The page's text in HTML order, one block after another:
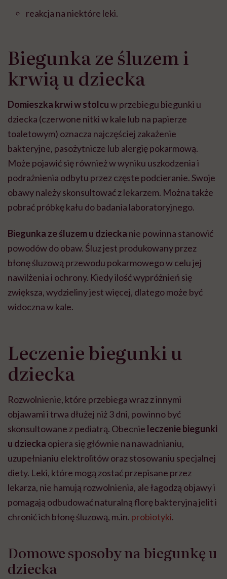
reakcja na niektóre leki.
Biegunka ze śluzem i
krwią u dziecka
Domieszka krwi w stolcuw przebiegu biegunki u
dziecka (czerwone nitki w kale lub na papierze
toaletowym) oznacza najczęściej zakażenie
bakteryjne, pasożytnicze lub alergię pokarmową.
Może pojawić się również w wyniku uszkodzenia i
podrażnienia odbytu przez częste podcieranie. Swoje
obawy należy skonsultować z lekarzem. Można także
pobrać próbkę kału do badania laboratoryjnego.
Biegunka ze śluzem u dziecka nie powinna stanowić
powodów do obaw. Śluz jest produkowany przez
błonę śluzową przewodu pokarmowego w celu jej
nawilżenia i ochrony. Kiedy ilość wypróżnień się
zwiększa, wydzieliny jest więcej, dlatego może być
widoczna w kale.
Leczenie biegunki u
dziecka
Rozwolnienie, które przebiega wraz z innymi
objawami i trwa dłużej niż 3 dni, powinno być
skonsultowane z pediatrą. Obecnie leczenie biegunki
u dziecka opiera się głównie na nawadnianiu,
uzupełnianiu elektrolitów oraz stosowaniu specjalnej
diety. Leki, które mogą zostać przepisane przez
lekarza, nie hamują rozwolnienia, ale łagodzą objawy i
pomagają odbudować naturalną florę bakteryjną jelit i
chronić ich błonę śluzową, m.in. probiotyki.
Domowe sposoby na biegunkę u
dziecka